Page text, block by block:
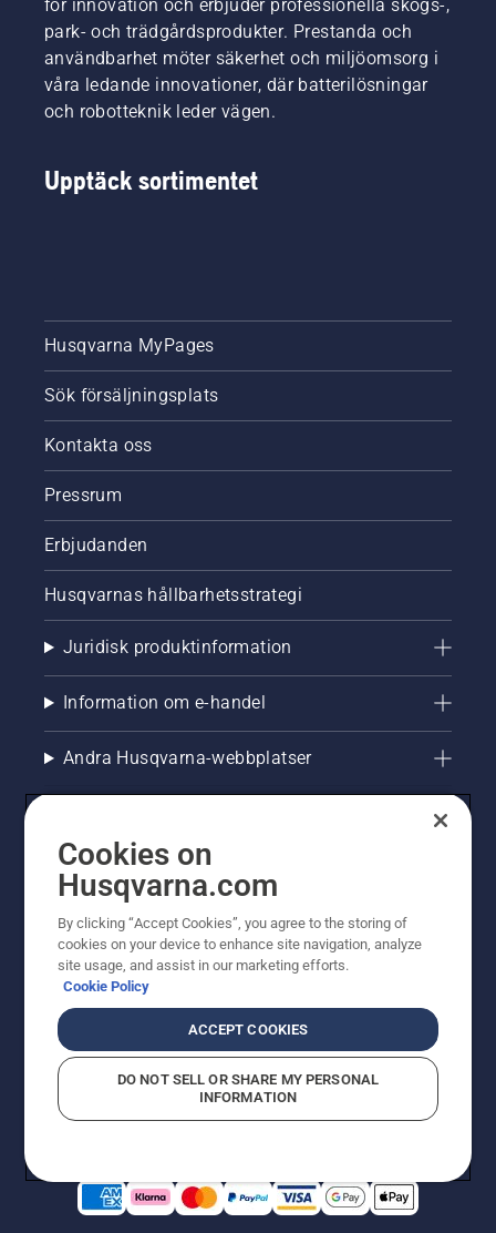
för innovation och erbjuder professionella skogs-,
park- och trädgårdsprodukter. Prestanda och
användbarhet möter säkerhet och miljöomsorg i
våra ledande innovationer, där batterilösningar
och robotteknik leder vägen.
Upptäck sortimentet
Husqvarna MyPages
Sök försäljningsplats
Kontakta oss
Pressrum
Erbjudanden
Husqvarnas hållbarhetsstrategi
Juridisk produktinformation
Information om e-handel
Andra Husqvarna-webbplatser
© Husqvarna AB (publ). All rights reserved. Priserna
som visas är rekommenderade cirkapriser. Alla angivna
priser är rekommenderade försäljningspriser (inkl.
moms) om inte produkten är tillgänglig för direkt köp.
CookiepolicyAnvändningsvillkor Sekretessmeddelande
Företagsinformation
Cookies on
Husqvarna.com
By clicking “Accept Cookies”, you agree to the storing of
cookies on your device to enhance site navigation, analyze
site usage, and assist in our marketing efforts.
Cookie Policy
ACCEPT COOKIES
DO NOT SELL OR SHARE MY PERSONAL
INFORMATION